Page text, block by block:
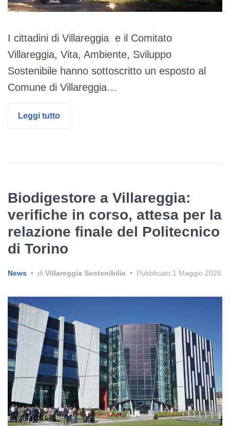
I cittadini di Villareggia e il Comitato
Villareggia, Vita, Ambiente, Sviluppo
Sostenibile hanno sottoscritto un esposto al
Comune di Villareggia…
Leggi tutto
Biodigestore a Villareggia:
verifiche in corso, attesa per la
relazione finale del Politecnico
di Torino
News • di Villareggia Sostenibilie • Pubblicato 1 Maggio 2026